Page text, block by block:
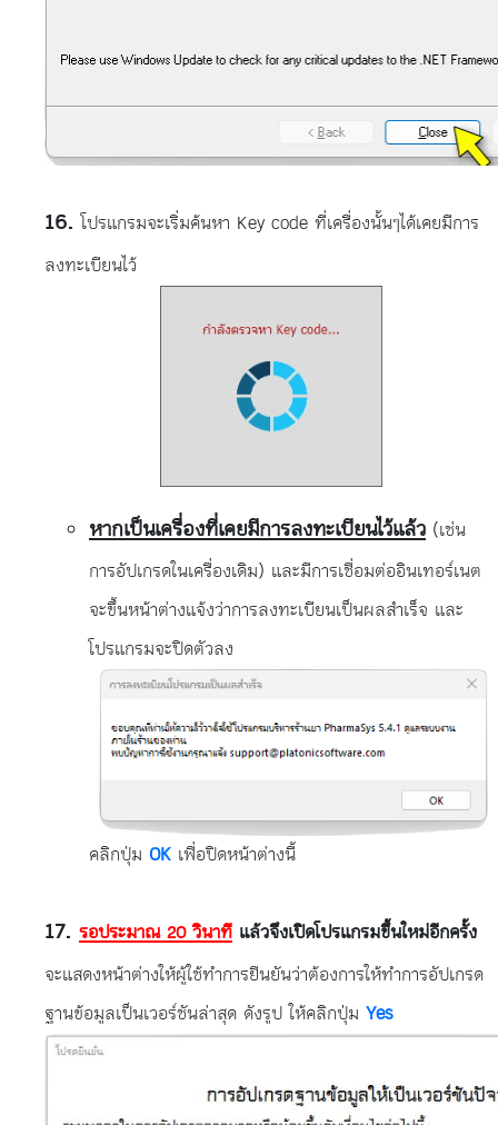
โปรแกรมจะเริ่มค้นหา Key code ที่เครื่องนั้นๆได้เคยมีการ
ลงทะเบียนไว้
หากเป็นเครื่องที่เคยมีการลงทะเบียนไว้แล้ว (เช่น
การอัปเกรดในเครื่องเดิม) และมีการเชื่อมต่ออินเทอร์เนต
จะขึ้นหน้าต่างแจ้งว่าการลงทะเบียนเป็นผลสำเร็จ และ
โปรแกรมจะปิดตัวลง
คลิกปุ่ม OK เพื่อปิดหน้าต่างนี้
รอประมาณ 20 วินาที แล้วจึงเปิดโปรแกรมขึ้นใหม่อีกครั้ง
จะแสดงหน้าต่างให้ผู้ใช้ทำการยืนยันว่าต้องการให้ทำการอัปเกรด
ฐานข้อมูลเป็นเวอร์ชันล่าสุด ดังรูป ให้คลิกปุ่ม Yes